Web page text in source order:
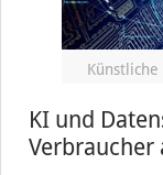
KI und
Verbraucher